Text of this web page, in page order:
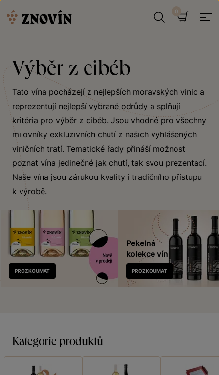
Výběr z cibéb
Tato vína pocházejí z nejlepších moravských vinic a
reprezentují nejlepší vybrané odrůdy a splňují
kritéria pro výběr z cibéb. Jsou vhodné pro všechny
milovníky exkluzivních chutí z našich vyhlášených
viničních tratí. Tematické řady přináší možnost
poznat vína jedinečné jak chutí, tak svou prezentací.
Naše vína jsou zárukou kvality i tradičního přístupu
k výrobě.
Nově
v prodeji
PROZKOUMAT
Pekelná
kolekce vín
PROZKOUMAT
Kategorie produktů